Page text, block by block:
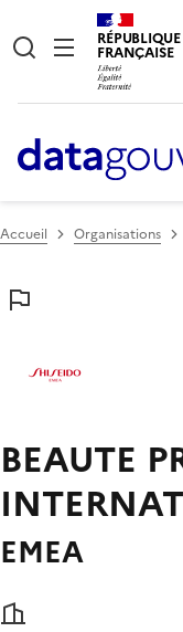
RÉPUBLIQUE
FRANÇAISE
Accueil Organisations
BEAUTE
EMEA